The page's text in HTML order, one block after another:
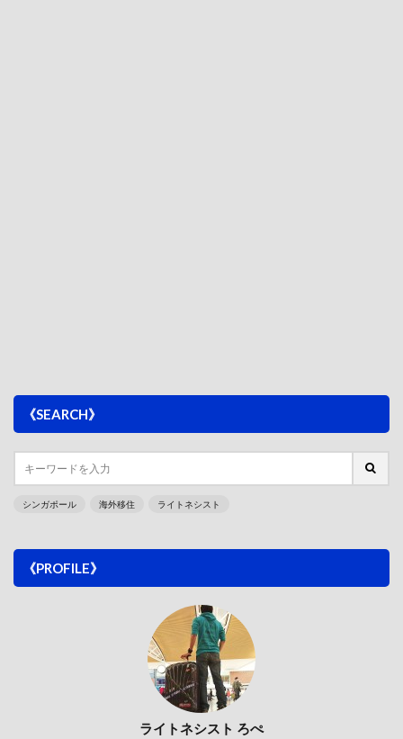
《SEARCH》
シンガポール 海外移住 ライトネシスト
《PROFILE》
ライトネシスト ろぺ